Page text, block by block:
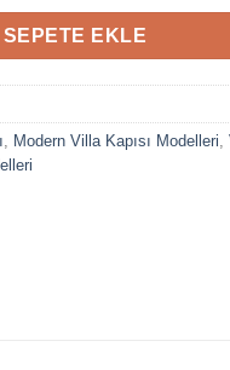
SEPETE EKLE
, Modern Villa Kapısı Modelleri,